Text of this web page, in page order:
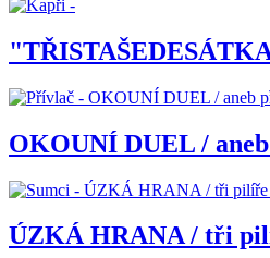
OKOUNÍ DUEL /
ÚZKÁ HRANA / tři